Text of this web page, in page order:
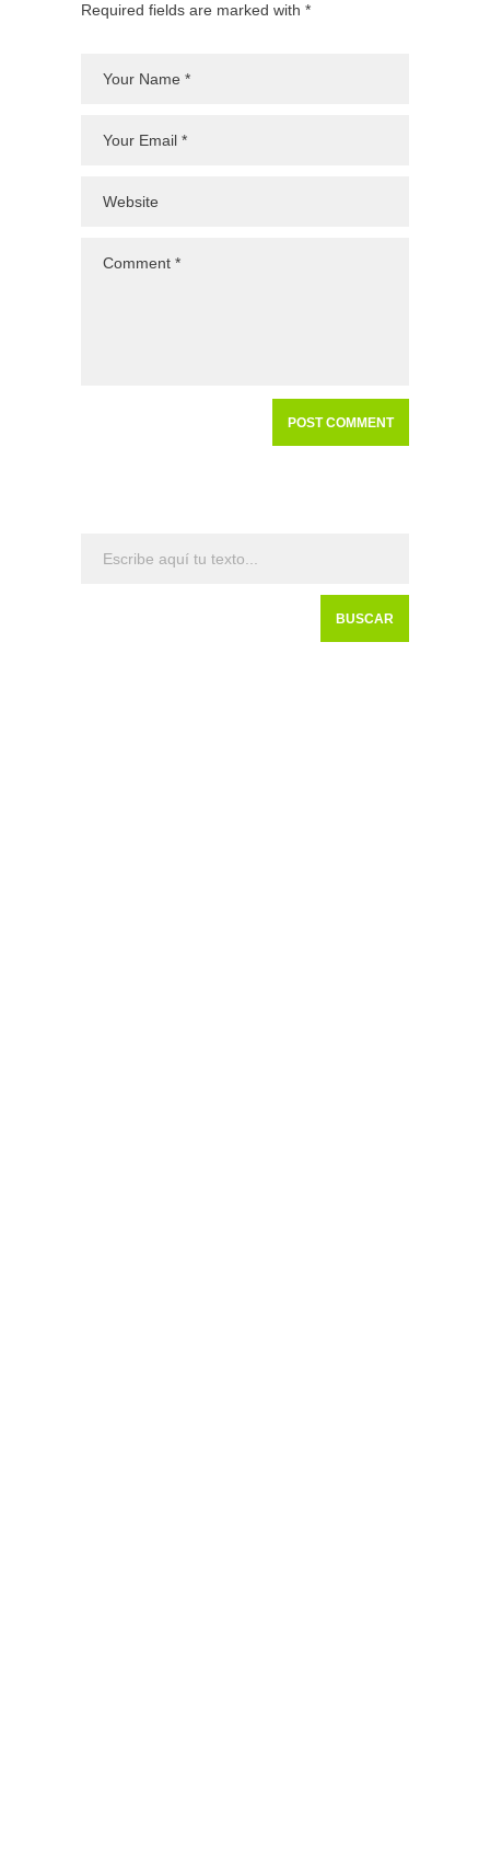
Required fields are marked with *